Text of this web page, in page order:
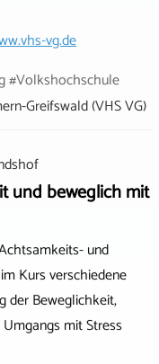
vg.de
#Volkshochschule
Greifswald (VHS VG)
und beweglich mit
und
Kurs verschiedene
der Beweglichkeit,
mit Stress